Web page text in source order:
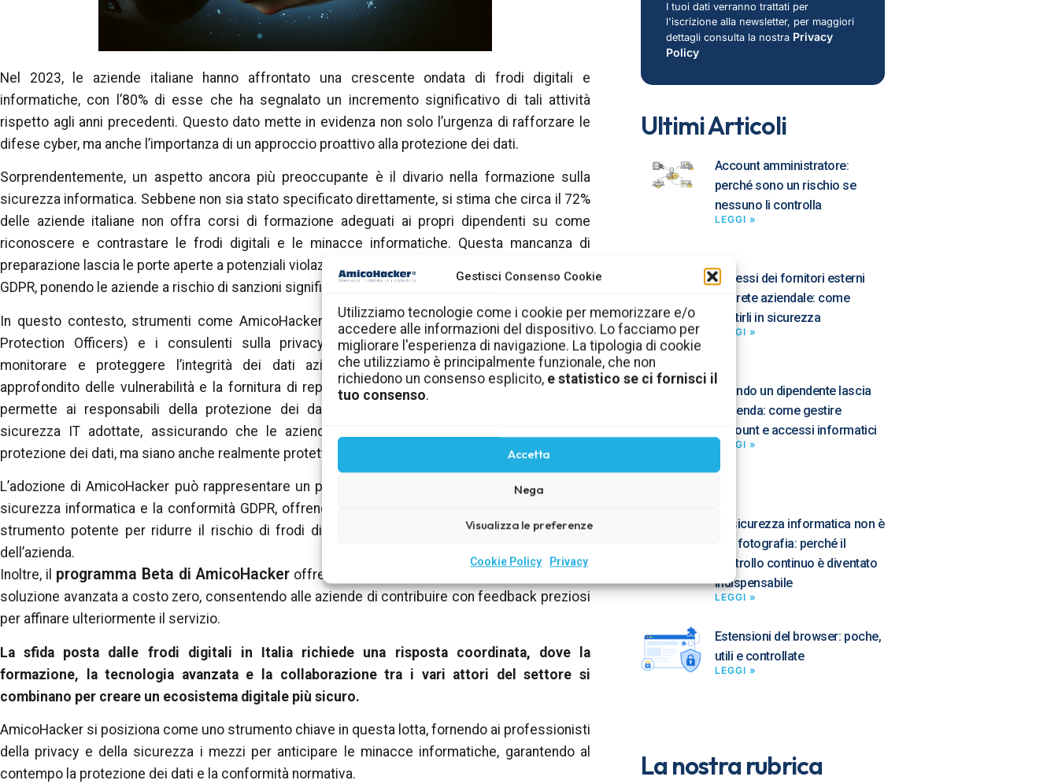
Gestisci Consenso Cookie
Utilizziamo tecnologie come i cookie per memorizzare e/o
accedere alle informazioni del dispositivo. Lo facciamo per
migliorare l'esperienza di navigazione. La tipologia di cookie
che utilizziamo è principalmente funzionale, che non
richiedono un consenso esplicito, e statistico se ci fornisci il
tuo consenso.
Accetta
Nega
Visualizza le preferenze
Cookie Policy Privacy
Nel 2023, le aziende italiane hanno affrontato una crescente ondata di frodi digitali e
informatiche, con l’80% di esse che ha segnalato un incremento significativo di tali attività
rispetto agli anni precedenti. Questo dato mette in evidenza non solo l’urgenza di rafforzare le
difese cyber, ma anche l’importanza di un approccio proattivo alla protezione dei dati.
Sorprendentemente, un aspetto ancora più preoccupante è il divario nella formazione sulla
sicurezza informatica. Sebbene non sia stato specificato direttamente, si stima che circa il 72%
delle aziende italiane non offra corsi di formazione adeguati ai propri dipendenti su come
riconoscere e contrastare le frodi digitali e le minacce informatiche. Questa mancanza di
preparazione lascia le porte aperte a potenziali violazioni dei dati e compromette la conformità al
GDPR, ponendo le aziende a rischio di sanzioni significative e danni reputazionali.
In questo contesto, strumenti come AmicoHacker emergono come risorse per i DPO (Data
Protection Officers) e i consulenti sulla privacy, offrendo una soluzione innovativa per
monitorare e proteggere l’integrità dei dati aziendali. AmicoHacker, attraverso l’esame
approfondito delle vulnerabilità e la fornitura di report dettagliati in un linguaggio accessibile,
permette ai responsabili della protezione dei dati di verificare l’efficacia delle misure di
sicurezza IT adottate, assicurando che le aziende non solo rispettino le normative sulla
protezione dei dati, ma siano anche realmente protette dalle minacce informatiche.
L’adozione di AmicoHacker può rappresentare un passo decisivo verso il rafforzamento della
sicurezza informatica e la conformità GDPR, offrendo ai DPO e ai consulenti sulla privacy uno
strumento potente per ridurre il rischio di frodi digitali e migliorare la resilienza informatica
dell’azienda.
Inoltre, il programma Beta di AmicoHacker offre l’opportunità unica di sperimentare questa
soluzione avanzata a costo zero, consentendo alle aziende di contribuire con feedback preziosi
per affinare ulteriormente il servizio.
La sfida posta dalle frodi digitali in Italia richiede una risposta coordinata, dove la
formazione, la tecnologia avanzata e la collaborazione tra i vari attori del settore si
combinano per creare un ecosistema digitale più sicuro.
AmicoHacker si posiziona come uno strumento chiave in questa lotta, fornendo ai professionisti
della privacy e della sicurezza i mezzi per anticipare le minacce informatiche, garantendo al
contempo la protezione dei dati e la conformità normativa.
I tuoi dati verranno trattati per
l'iscrizione alla newsletter, per maggiori
dettagli consulta la nostra Privacy
Policy
Ultimi Articoli
Account amministratore:
perché sono un rischio se
nessuno li controlla
LEGGI »
Accessi dei fornitori esterni
alla rete aziendale: come
gestirli in sicurezza
LEGGI »
Quando un dipendente lascia
l’azienda: come gestire
account e accessi informatici
LEGGI »
La sicurezza informatica non è
una fotografia: perché il
controllo continuo è diventato
indispensabile
LEGGI »
Estensioni del browser: poche,
utili e controllate
LEGGI »
La nostra rubrica